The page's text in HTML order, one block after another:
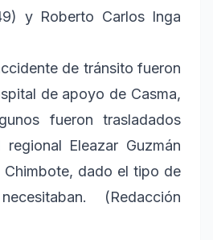
y Roberto Carlos Inga
de tránsito fueron
de apoyo de Casma,
fueron trasladados
Eleazar Guzmán
Chimbote, dado el tipo de
(Redacción